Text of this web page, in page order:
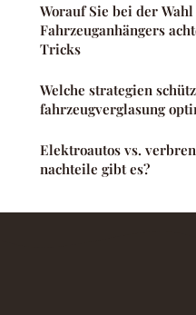
Worauf Sie bei der
Fahrzeuganhängers
Tricks
Welche strategien
fahrzeugverglasung
Elektroautos vs.
nachteile gibt es?